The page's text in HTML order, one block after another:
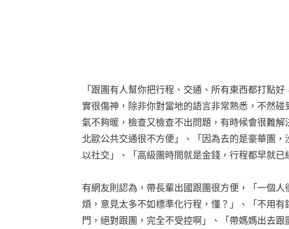
「跟團有人幫你把行程、交通、所有東西都打點
實很傷神，除非你對當地的語言非常熟悉，不然
氣不夠暖，檢查又檢查不出問題，有時候會很難解
北歐公共交通很不方便」、「因為去的是豪華團，
以社交」、「高級團時間就是金錢，行程都早就已
有網友則認為，帶長輩出國跟團很方便，「一個
煩，意見太多不如標準化行程，懂？」、「不用有
門，絕對跟團，完全不受控啊」、「帶媽媽出去